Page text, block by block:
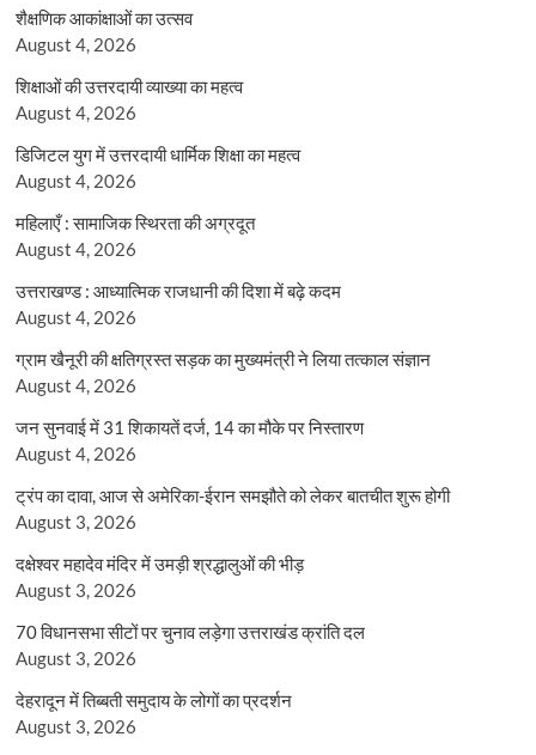
शैक्षणिक आकांक्षाओं का उत्सव
August 4, 2026
शिक्षाओं की उत्तरदायी व्याख्या का महत्व
August 4, 2026
डिजिटल युग में उत्तरदायी धार्मिक शिक्षा का महत्व
August 4, 2026
महिलाएँ : सामाजिक स्थिरता की अग्रदूत
August 4, 2026
उत्तराखण्ड : आध्यात्मिक राजधानी की दिशा में बढ़े कदम
August 4, 2026
ग्राम खैनूरी की क्षतिग्रस्त सड़क का मुख्यमंत्री ने लिया तत्काल संज्ञान
August 4, 2026
जन सुनवाई में 31 शिकायतें दर्ज, 14 का मौके पर निस्तारण
August 4, 2026
ट्रंप का दावा, आज से अमेरिका-ईरान समझौते को लेकर बातचीत शुरू होगी
August 3, 2026
दक्षेश्वर महादेव मंदिर में उमड़ी श्रद्धालुओं की भीड़
August 3, 2026
70 विधानसभा सीटों पर चुनाव लड़ेगा उत्तराखंड क्रांति दल
August 3, 2026
देहरादून में तिब्बती समुदाय के लोगों का प्रदर्शन
August 3, 2026